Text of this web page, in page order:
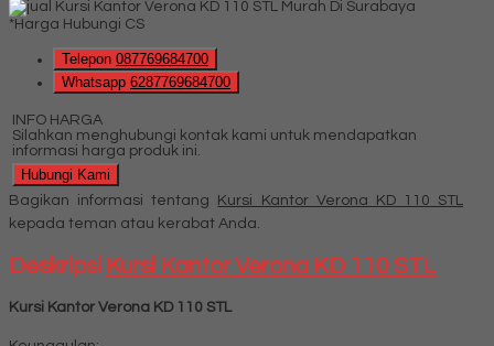
*Harga Hubungi CS
Telepon 087769684700
Whatsapp 6287769684700
INFO HARGA
Silahkan menghubungi kontak kami untuk mendapatkan
informasi harga produk ini.
Hubungi Kami
Bagikan informasi tentang Kursi Kantor Verona KD 110 STL
kepada teman atau kerabat Anda.
Deskripsi Kursi Kantor Verona KD 110 STL
Kursi Kantor Verona KD 110 STL